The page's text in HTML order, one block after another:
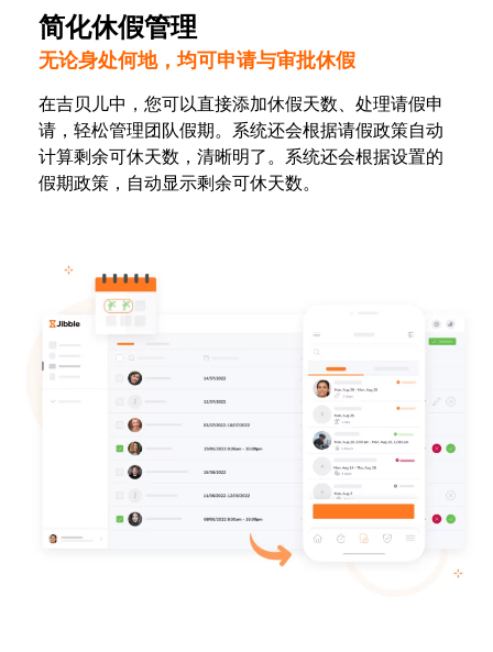
简化休假管理
无论身处何地，均可申请与审批休假
在吉贝儿中，您可以直接添加休假天数、处理请假申
请，轻松管理团队假期。系统还会根据请假政策自动
计算剩余可休天数，清晰明了。系统还会根据设置的
假期政策，自动显示剩余可休天数。